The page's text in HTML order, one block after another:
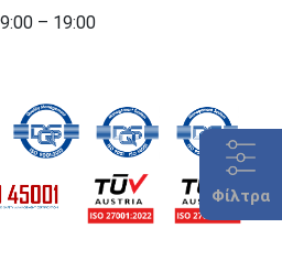
Φίλτρα
– 19:00